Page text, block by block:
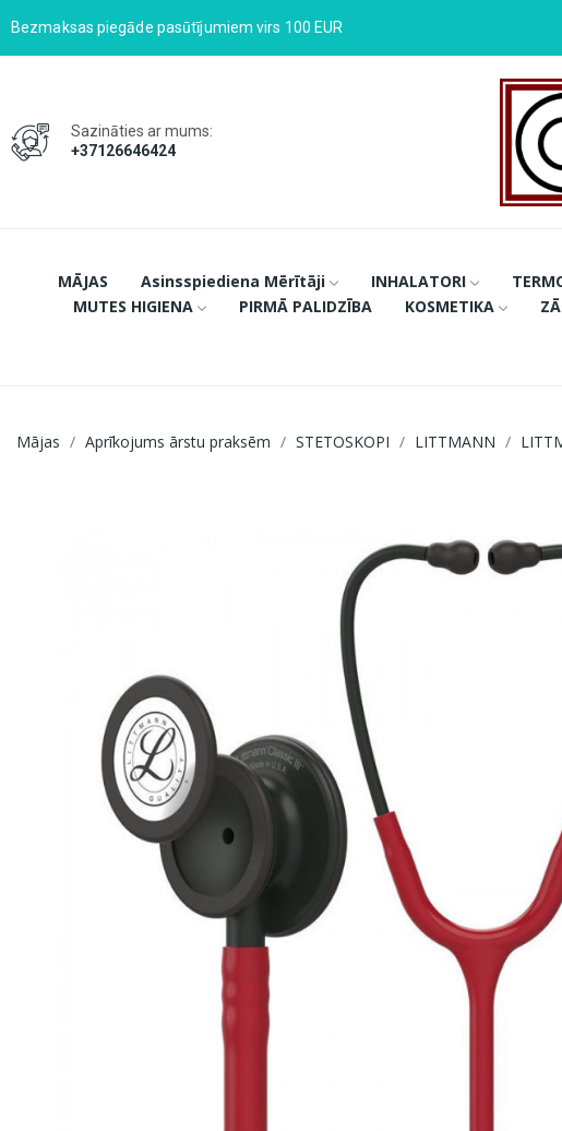
Bezmaksas piegāde pasūtījumiem virs 100 EUR
Sazināties ar mums:
+37126646424
MĀJAS Asinsspiediena Mērītāji INHALATORI
MUTES HIGIENA
PIRMĀ PALIDZĪBA KOSMETIKA
Mājas Aprīkojums ārstu praksēm STETOSKOPI LITTMANN